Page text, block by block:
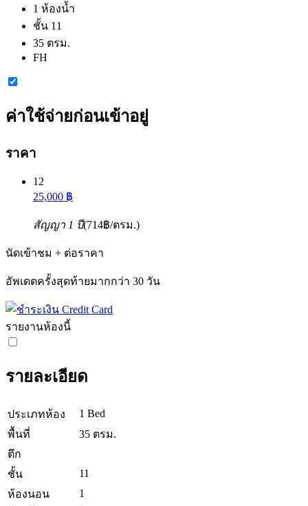
1 ห้องน้ำ
ชั้น 11
35 ตรม.
FH
ค่าใช้จ่ายก่อนเข้าอยู่
ราคา
12
25,000 ฿
สัญญา 1 ปี(714฿/ตรม.)
นัดเข้าชม + ต่อราคา
อัพเดตครั้งสุดท้ายมากกว่า 30 วัน
รายงานห้องนี้
รายละเอียด
ประเภทห้อง
1 Bed
พื้นที่
35 ตรม.
ตึก
ชั้น
11
ห้องนอน
1